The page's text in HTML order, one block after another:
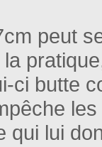
peut
ci butte
qui lui